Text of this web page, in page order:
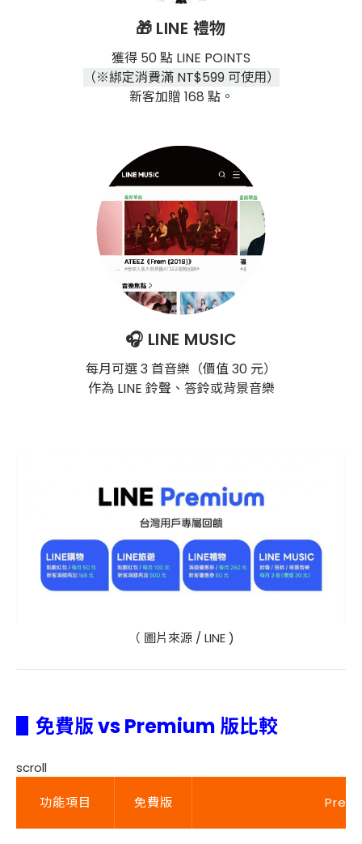
🎁 LINE 禮物
獲得 50 點 LINE POINTS
（※綁定消費滿 NT$599 可使用）
新客加贈 168 點。
🎧 LINE MUSIC
每月可選 3 首音樂（價值 30 元）
作為 LINE 鈴聲、答鈴或背景音樂
（ 圖片來源 / LINE )
免費版 vs Premium 版比較
scroll
功能項目 免費版